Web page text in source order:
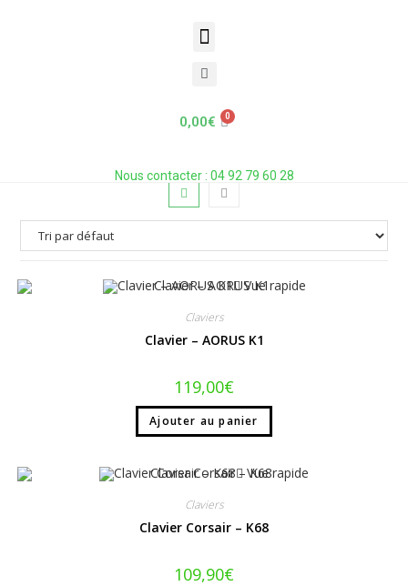
0,00€
Nous contacter : 04 92 79 60 28
Claviers
Vue rapide
Claviers
Clavier – AORUS K1
119,00€
Ajouter au panier
Vue rapide
Claviers
Clavier Corsair – K68
109,90€